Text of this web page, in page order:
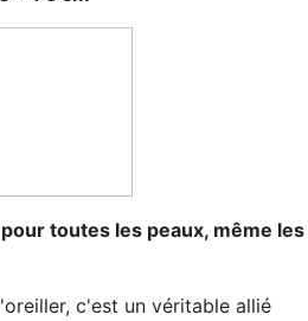
toutes les peaux, même les
c'est un véritable allié